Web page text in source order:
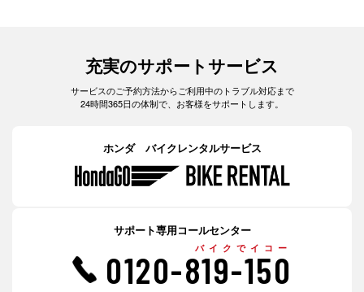
充実のサポートサービス
サービスのご予約方法からご利用中のトラブル対応まで
24時間365日の体制で、お客様をサポートします。
ホンダ バイクレンタルサービス
サポート専用コールセンター
バイクでイコー
0120-819-150